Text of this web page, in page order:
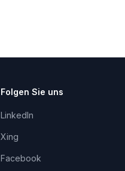
Folgen Sie uns
LinkedIn
Xing
Facebook